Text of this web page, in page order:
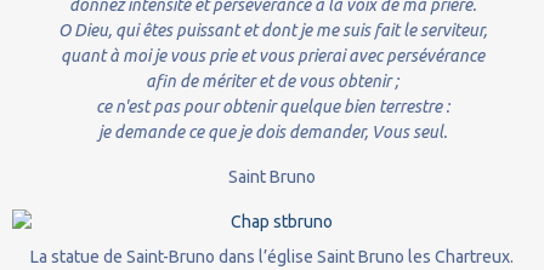
donnez intensité et persévérance à la voix de ma prière.
O Dieu, qui êtes puissant et dont je me suis fait le serviteur,
quant à moi je vous prie et vous prierai avec persévérance
afin de mériter et de vous obtenir ;
ce n'est pas pour obtenir quelque bien terrestre :
je demande ce que je dois demander, Vous seul.
Saint Bruno
La statue de Saint-Bruno dans l’église Saint Bruno les Chartreux.